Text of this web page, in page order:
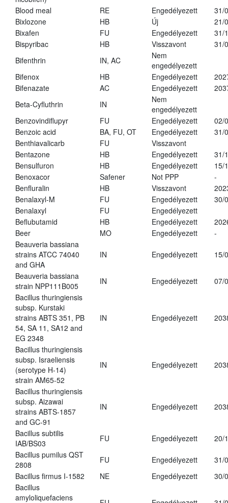
Blood meal
RE Engedélyezett
31/
Bixlozone
HB Új
21/
Bixafen
FU Engedélyezett
31/
Bispyribac
HB Visszavont
31/
Bifenthrin
IN, AC
Nem
engedélyezett
Bifenox
HB Engedélyezett
Bifenazate
AC Engedélyezett
Beta-Cyfluthrin
IN
Nem
engedélyezett
Benzovindiflupyr
FU Engedélyezett
02/
Benzoic acid
BA, FU, OT Engedélyezett
31/
Benthiavalicarb
FU
Visszavont
Bentazone
HB Engedélyezett
31/
Bensulfuron
HB Engedélyezett
15/
Benoxacor
Safener Not PPP
-
Benfluralin
HB Visszavont
Benalaxyl-M
FU Engedélyezett
30/
Benalaxyl
FU
Engedélyezett
Beflubutamid
HB Engedélyezett
Beer
MO Engedélyezett
-
Beauveria bassiana
strains ATCC 74040
and GHA
IN Engedélyezett 15/
Beauveria bassiana
strain NPP111B005
IN Engedélyezett
07/
Bacillus thuringiensis
subsp. Kurstaki
strains ABTS 351, PB
54, SA 11, SA12 and
EG 2348
IN Engedélyezett
Bacillus thuringiensis
subsp. Israeliensis
(serotype H-14)
strain AM65-52
IN Engedélyezett
Bacillus thuringiensis
subsp. Aizawai
strains ABTS-1857
and GC-91
IN Engedélyezett
Bacillus subtilis
IAB/BS03
FU Engedélyezett
20/
Bacillus pumilus QST
2808
FU Engedélyezett
31/
Bacillus firmus I-1582
NE Engedélyezett
30/
Bacillus
amyloliquefaciens